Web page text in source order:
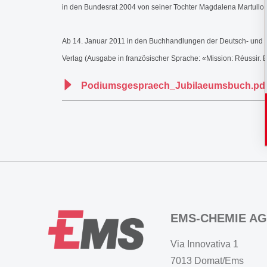
in den Bundesrat 2004 von seiner Tochter Magdalena
Ab 14. Januar 2011 in den Buchhandlungen der Deutsch-
Verlag (Ausgabe in französischer Sprache: «Mission:
Podiumsgespraech_Jubilaeumsbuch.pdf
EMS-CHEMIE AG
Via Innovativa 1
7013 Domat/Ems